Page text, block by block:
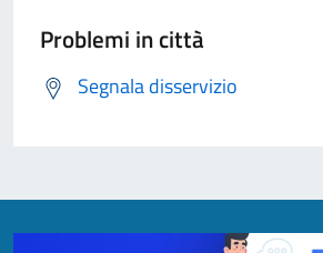
Problemi in città
Segnala disservizio